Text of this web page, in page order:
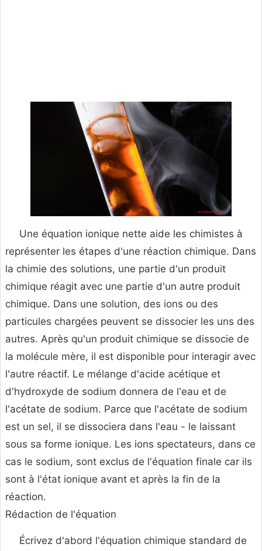
Une équation ionique nette aide les chimistes à
représenter les étapes d'une réaction chimique. Dans
la chimie des solutions, une partie d'un produit
chimique réagit avec une partie d'un autre produit
chimique. Dans une solution, des ions ou des
particules chargées peuvent se dissocier les uns des
autres. Après qu'un produit chimique se dissocie de
la molécule mère, il est disponible pour interagir avec
l'autre réactif. Le mélange d'acide acétique et
d'hydroxyde de sodium donnera de l'eau et de
l'acétate de sodium. Parce que l'acétate de sodium
est un sel, il se dissociera dans l'eau - le laissant
sous sa forme ionique. Les ions spectateurs, dans ce
cas le sodium, sont exclus de l'équation finale car ils
sont à l'état ionique avant et après la fin de la
réaction.
Rédaction de l'équation
Écrivez d'abord l'équation chimique standard de